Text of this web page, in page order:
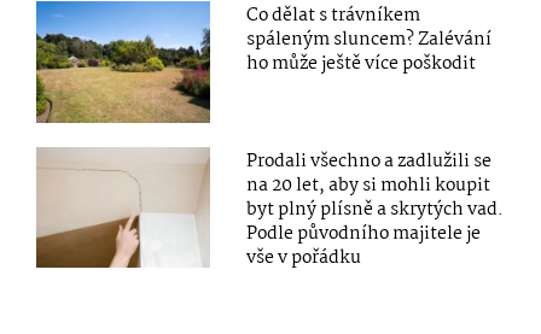
Co dělat s trávníkem
spáleným sluncem? Zalévání
ho může ještě více poškodit
Prodali všechno a zadlužili se
na 20 let, aby si mohli koupit
byt plný plísně a skrytých vad.
Podle původního majitele je
vše v pořádku